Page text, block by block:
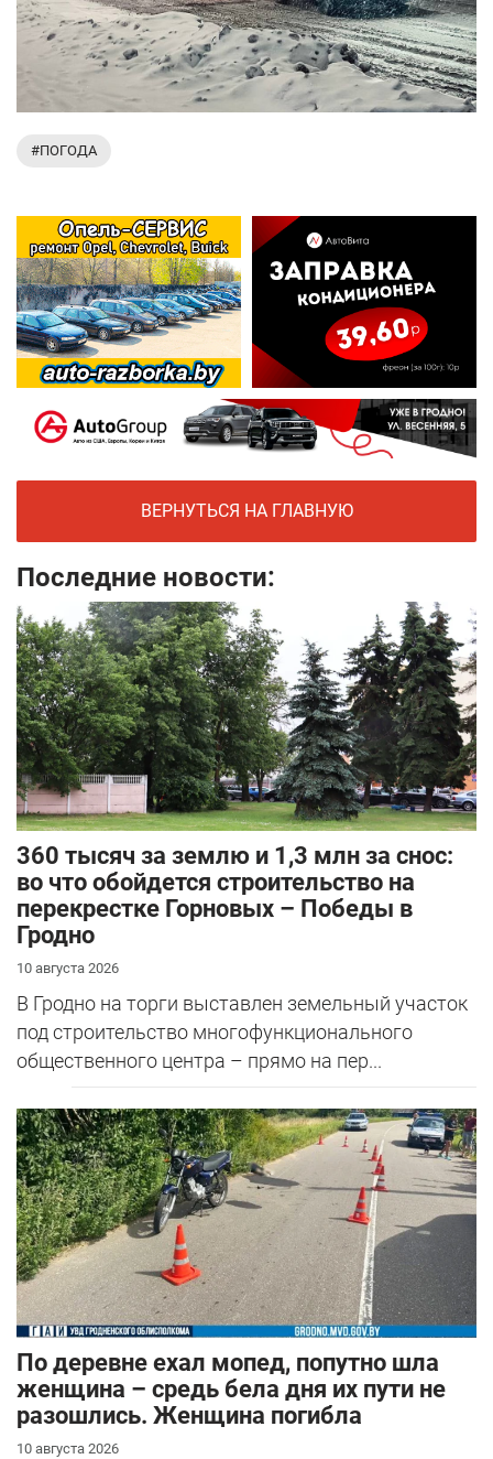
#ПОГОДА
ВЕРНУТЬСЯ НА ГЛАВНУЮ
Последние новости:
360 тысяч за землю и 1,3 млн за снос:
во что обойдется строительство на
перекрестке Горновых – Победы в
Гродно
10 августа 2026
В Гродно на торги выставлен земельный участок
под строительство многофункционального
общественного центра – прямо на пер...
По деревне ехал мопед, попутно шла
женщина – средь бела дня их пути не
разошлись. Женщина погибла
10 августа 2026